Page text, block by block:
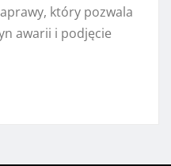
który pozwala
awarii i podjęcie